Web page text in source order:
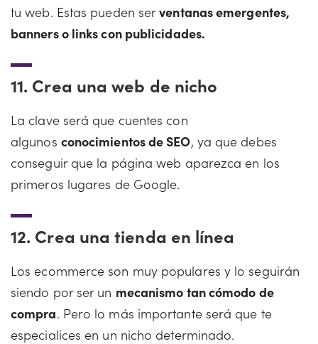
tu web. Estas pueden serventanas emergentes,
banners o links con publicidades.
11. Crea una web de nicho
La clave será que cuentes con
algunos conocimientos de SEO, ya que debes
conseguir que la página web aparezca en los
primeros lugares de Google.
12. Crea una tienda en línea
Los ecommerce son muy populares y lo seguirán
siendo por ser un mecanismo tan cómodo de
compra. Pero lo más importante será que te
especialices en un nicho determinado.